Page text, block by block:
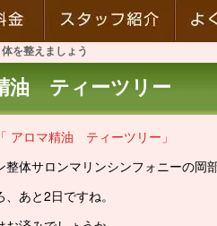
を整えましょう
油 ティーツリー
「 アロマ精油 ティーツリー」
整体サロンマリンシンフォニーの岡部
あと2日ですね。